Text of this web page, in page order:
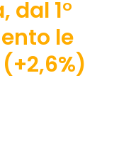
dal 1°
le